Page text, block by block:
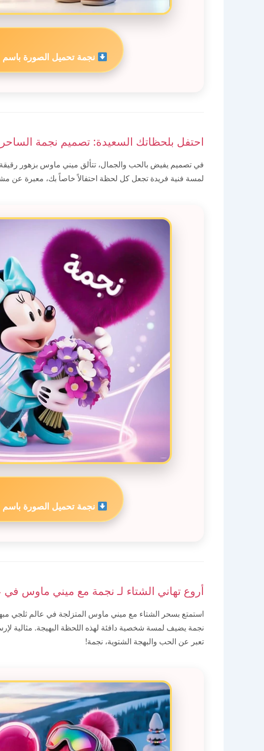
نجمة تحميل الصورة باسم
احتفل بلحظاتك السعيدة: تصميم نجمة
في تصميم يفيض بالحب والجمال، تتألق ميني ماوس بزهور
لمسة فنية فريدة تجعل كل لحظة احتفالاً خاصاً بك، معبرة عن
نجمة تحميل الصورة باسم
أروع تهاني الشتاء لـ نجمة مع ميني ماوس
استمتع بسحر الشتاء مع ميني ماوس المتزلجة في عالم
نجمة يضيف لمسة شخصية دافئة لهذه اللحظة البهيجة. مثالية
تعبر عن الحب والبهجة الشتوية، نجمة!